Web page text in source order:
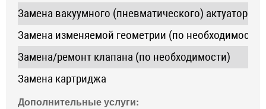
Замена вакуумного (пневматического) актуатора
Замена изменяемой геометрии (по необходимости)
Замена/ремонт клапана (по необходимости)
Замена картриджа
Дополнительные услуги: